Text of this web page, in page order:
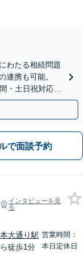
わたる相続問題
連携も可能。
・土日祝対応】
で面談予約
インタビューを見
る
本大通り駅
徒歩1分
営業時間：
本日定休日